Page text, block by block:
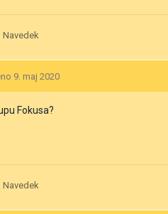
Navedek
9. maj 2020
Fokusa?
Navedek